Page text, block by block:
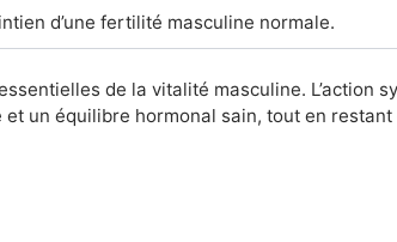
d’une fertilité masculine normale.
de la vitalité masculine. L’action
un équilibre hormonal sain, tout en restant